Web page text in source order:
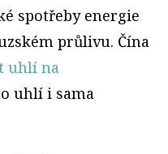
spotřeby energie
průlivu. Čína
uhlí na
uhlí i sama